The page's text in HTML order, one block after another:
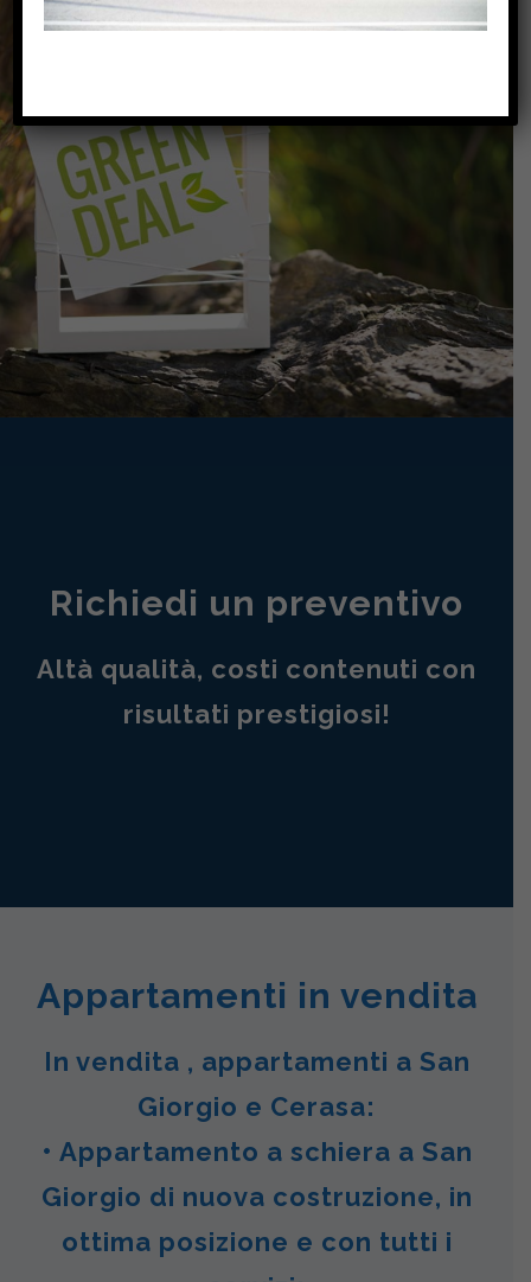
Richiedi un preventivo
Altà qualità, costi contenuti con
risultati prestigiosi!
Appartamenti in vendita
In vendita , appartamenti a San
Giorgio e Cerasa:
• Appartamento a schiera a San
Giorgio di nuova costruzione, in
ottima posizione e con tutti i